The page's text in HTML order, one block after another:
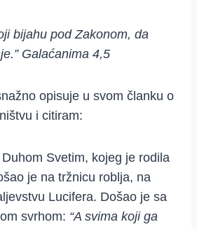
bijahu pod Zakonom, da
Galaćanima 4,5
opisuje u svom članku o
i citiram:
Svetim, kojeg je rodila
je na tržnicu roblja, na
Lucifera. Došao je sa
svrhom: “A svima koji ga